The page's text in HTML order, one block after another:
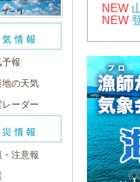
予報
地の天気
レーダー
・注意報
NEW
NEW